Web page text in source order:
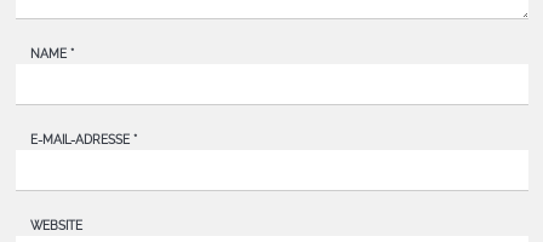
NAME *
E-MAIL-ADRESSE *
WEBSITE